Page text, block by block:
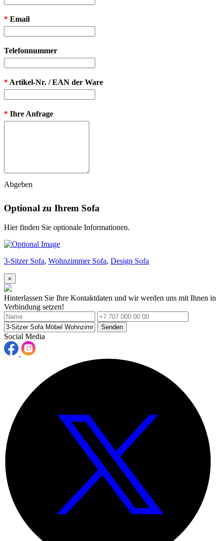
* Email
Telefonnummer
* Artikel-Nr. / EAN der Ware
* Ihre Anfrage
Abgeben
Optional zu Ihrem Sofa
Hier finden Sie optionale Informationen.
3-Sitzer Sofa, Wohnzimmer Sofa, Design Sofa
×
Hinterlassen Sie Ihre Kontaktdaten und wir werden uns mit Ihnen in
Verbindung setzen!
Senden
Social Media